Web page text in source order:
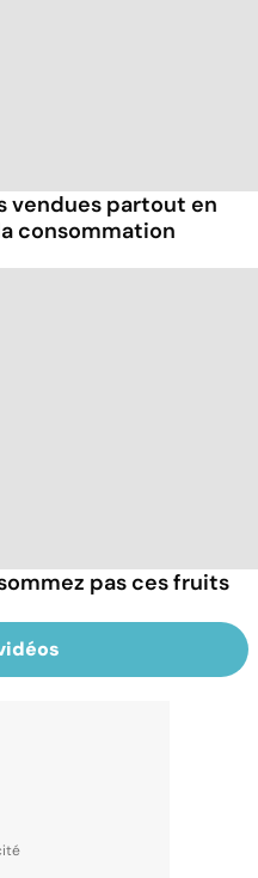
vendues partout en
consommation
pas ces fruits